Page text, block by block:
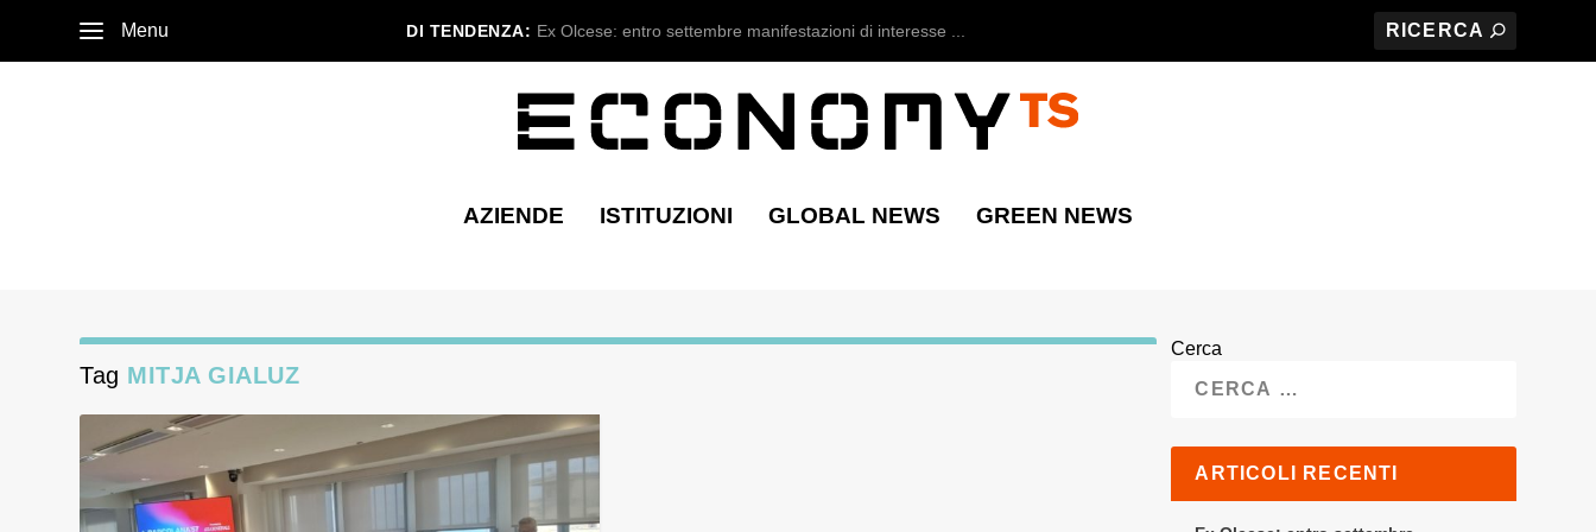
Menu DI TENDENZA: Ex Olcese: entro settembre manifestazioni di interesse ...
AZIENDE ISTITUZIONI GLOBAL NEWS GREEN NEWS
Tag MITJA GIALUZ
Cerca
ARTICOLI RECENTI